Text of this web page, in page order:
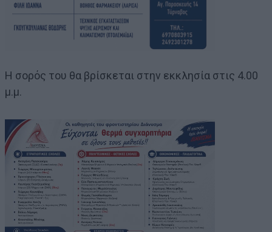
Η σορός του θα βρίσκεται στην εκκλησία στις 4.00
μ.μ.